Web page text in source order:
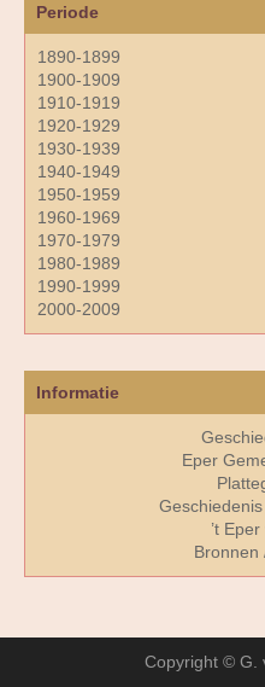
Periode
1890-1899
1900-1909
1910-1919
1920-1929
1930-1939
1940-1949
1950-1959
1960-1969
1970-1979
1980-1989
1990-1999
2000-2009
Informatie
Eper
’t
Bronnen
Copyright © G.